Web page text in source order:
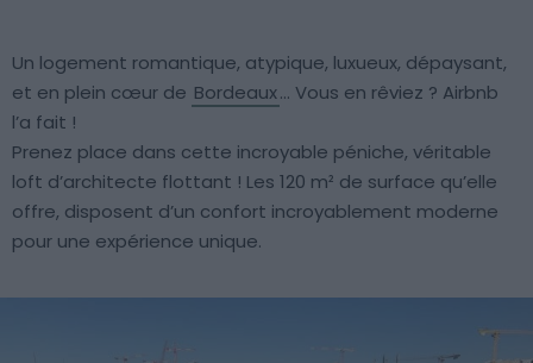
Un logement romantique, atypique, luxueux, dépaysant,
et en plein cœur de Bordeaux… Vous en rêviez ? Airbnb
l’a fait !
Prenez place dans cette incroyable péniche, véritable
loft d’architecte flottant ! Les 120 m² de surface qu’elle
offre, disposent d’un confort incroyablement moderne
pour une expérience unique.